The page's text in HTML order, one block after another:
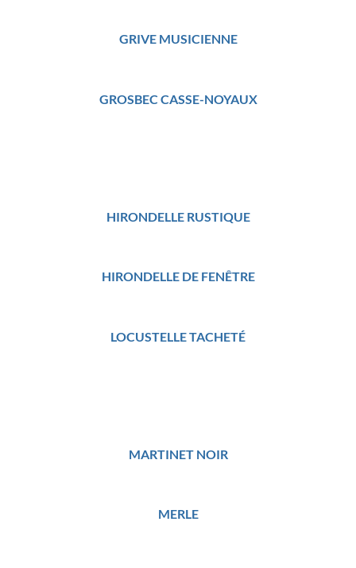
GRIVE MUSICIENNE
GROSBEC CASSE-NOYAUX
HIRONDELLE RUSTIQUE
HIRONDELLE DE FENÊTRE
LOCUSTELLE TACHETÉ
MARTINET NOIR
MERLE